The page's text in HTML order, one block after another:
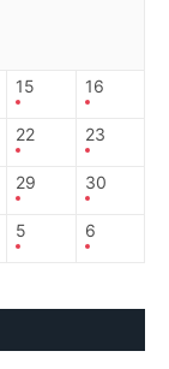
15 16
22 23
29 30
5 6